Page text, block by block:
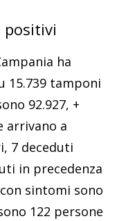
positivi
ha
15.739 tamponi
92.927, +
arrivano a
7 deceduti
in precedenza
sintomi sono
122 persone